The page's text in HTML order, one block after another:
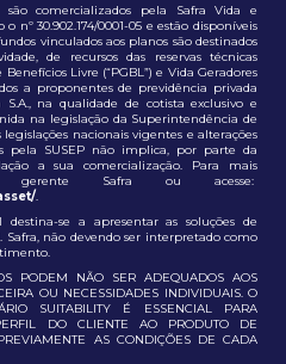
comercializados pela Safra Vida e
nº 30.902.174/0001-05 e estão disponíveis
vinculados aos planos são destinados
de recursos das reservas técnicas
Livre (“PGBL”) e Vida Geradores
a proponentes de previdência privada
na qualidade de cotista exclusivo e
na legislação da Superintendência de
legislações nacionais vigentes e alterações
pela SUSEP não implica, por parte da
a sua comercialização. Para mais
gerente Safra ou acesse:
.
se a apresentar as soluções de
não devendo ser interpretado como
PODEM NÃO SER ADEQUADOS AOS
OU NECESSIDADES INDIVIDUAIS. O
SUITABILITY É ESSENCIAL PARA
DO CLIENTE AO PRODUTO DE
AS CONDIÇÕES DE CADA